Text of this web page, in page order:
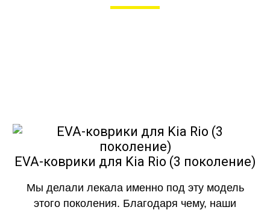
EVA-коврики для Kia Rio (3 поколение)
Мы делали лекала именно под эту модель
этого поколения. Благодаря чему, наши